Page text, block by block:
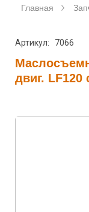
Главная
Артикул: 7066
двиг. LF120